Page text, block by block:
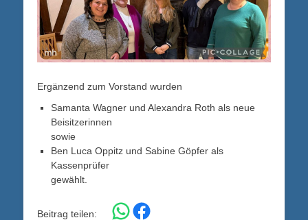
Ergänzend zum Vorstand wurden
Samanta Wagner und Alexandra Roth als neue
Beisitzerinnen
sowie
Ben Luca Oppitz und Sabine Göpfer als
Kassenprüfer
gewählt.
Beitrag teilen: Share on WhatsApp
Share on Facebook